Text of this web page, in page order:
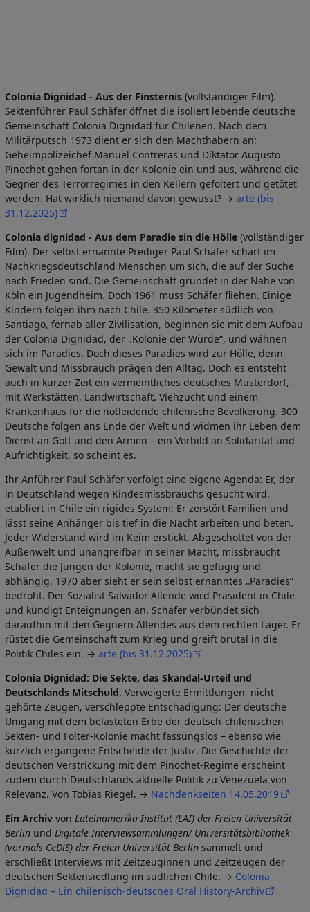
Colonia Dignidad - Aus der Finsternis (vollständiger Film).
Sektenführer Paul Schäfer öffnet die isoliert lebende deutsche
Gemeinschaft Colonia Dignidad für Chilenen. Nach dem
Militärputsch 1973 dient er sich den Machthabern an:
Geheimpolizeichef Manuel Contreras und Diktator Augusto
Pinochet gehen fortan in der Kolonie ein und aus, während die
Gegner des Terrorregimes in den Kellern gefoltert und getötet
werden. Hat wirklich niemand davon gewusst? → arte (bis
31.12.2025)
Colonia dignidad - Aus dem Paradie sin die Hölle (vollständiger
Film). Der selbst ernannte Prediger Paul Schäfer schart im
Nachkriegsdeutschland Menschen um sich, die auf der Suche
nach Frieden sind. Die Gemeinschaft gründet in der Nähe von
Köln ein Jugendheim. Doch 1961 muss Schäfer fliehen. Einige
Kindern folgen ihm nach Chile. 350 Kilometer südlich von
Santiago, fernab aller Zivilisation, beginnen sie mit dem Aufbau
der Colonia Dignidad, der „Kolonie der Würde“, und wähnen
sich im Paradies. Doch dieses Paradies wird zur Hölle, denn
Gewalt und Missbrauch prägen den Alltag. Doch es entsteht
auch in kurzer Zeit ein vermeintliches deutsches Musterdorf,
mit Werkstätten, Landwirtschaft, Viehzucht und einem
Krankenhaus für die notleidende chilenische Bevölkerung. 300
Deutsche folgen ans Ende der Welt und widmen ihr Leben dem
Dienst an Gott und den Armen – ein Vorbild an Solidarität und
Aufrichtigkeit, so scheint es.
Ihr Anführer Paul Schäfer verfolgt eine eigene Agenda: Er, der
in Deutschland wegen Kindesmissbrauchs gesucht wird,
etabliert in Chile ein rigides System: Er zerstört Familien und
lässt seine Anhänger bis tief in die Nacht arbeiten und beten.
Jeder Widerstand wird im Keim erstickt. Abgeschottet von der
Außenwelt und unangreifbar in seiner Macht, missbraucht
Schäfer die Jungen der Kolonie, macht sie gefügig und
abhängig. 1970 aber sieht er sein selbst ernanntes „Paradies“
bedroht. Der Sozialist Salvador Allende wird Präsident in Chile
und kündigt Enteignungen an. Schäfer verbündet sich
daraufhin mit den Gegnern Allendes aus dem rechten Lager. Er
rüstet die Gemeinschaft zum Krieg und greift brutal in die
Politik Chiles ein. → arte (bis 31.12.2025)
Colonia Dignidad: Die Sekte, das Skandal-Urteil und
Deutschlands Mitschuld. Verweigerte Ermittlungen, nicht
gehörte Zeugen, verschleppte Entschädigung: Der deutsche
Umgang mit dem belasteten Erbe der deutsch-chilenischen
Sekten- und Folter-Kolonie macht fassungslos – ebenso wie
kürzlich ergangene Entscheide der Justiz. Die Geschichte der
deutschen Verstrickung mit dem Pinochet-Regime erscheint
zudem durch Deutschlands aktuelle Politik zu Venezuela von
Relevanz. Von Tobias Riegel. → Nachdenkseiten 14.05.2019
Ein Archiv von Lateinamerika-Institut (LAI) der Freien Universität
Berlin und Digitale Interviewsammlungen/ Universitätsbibliothek
(vormals CeDiS) der Freien Universität Berlin sammelt und
erschließt Interviews mit Zeitzeuginnen und Zeitzeugen der
deutschen Sektensiedlung im südlichen Chile. → Colonia
Dignidad – Ein chilenisch-deutsches Oral History-Archiv